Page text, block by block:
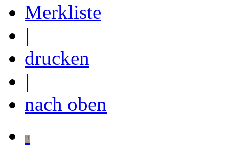
Merkliste
|
drucken
|
nach oben